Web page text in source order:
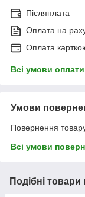
Післяплата
Оплата на
Оплата
Всі умови оплати
Умови
Повернення
Всі умови
Подібні товари